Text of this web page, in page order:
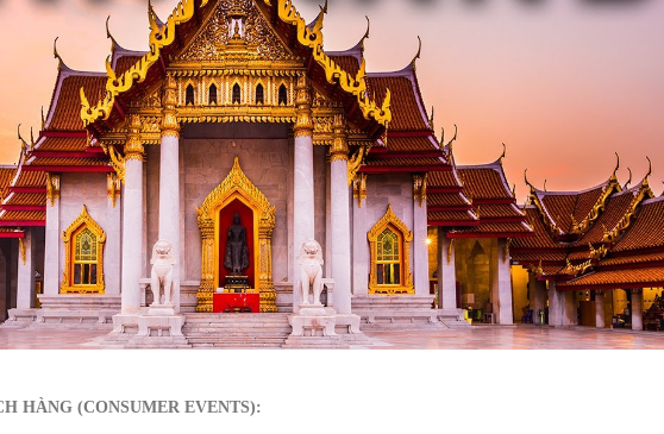
HÀNG (CONSUMER EVENTS):